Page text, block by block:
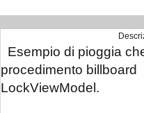
Esempio di pioggia
procedimento
LockViewModel.